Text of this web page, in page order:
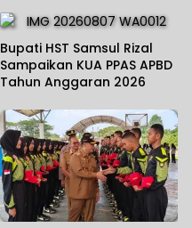
Bupati HST Samsul Rizal
Sampaikan KUA PPAS APBD
Tahun Anggaran 2026